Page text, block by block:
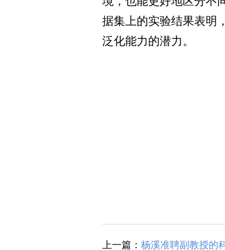
据集上的实验结果表明
泛化能力的潜力。
上一篇：杨溪准聘副教授的